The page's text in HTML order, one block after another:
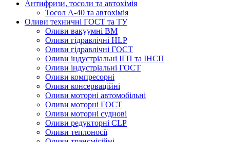
Антифризи, тосоли та автохімія
Тосол А-40 та автохімія
Оливи техничні ГОСТ та ТУ
Оливи вакуумні ВМ
Оливи гідравлічні HLP
Оливи гідравлічні ГОСТ
Оливи індустріальні ІГП та ІНСП
Оливи індустріальні ГОСТ
Оливи компресорні
Оливи консерваційні
Оливи моторні автомобільні
Оливи моторні ГОСТ
Оливи моторні суднові
Оливи редукторні CLP
Оливи теплоносії